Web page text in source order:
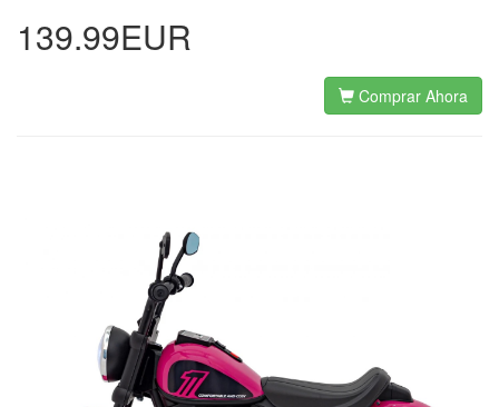
139.99EUR
Comprar Ahora